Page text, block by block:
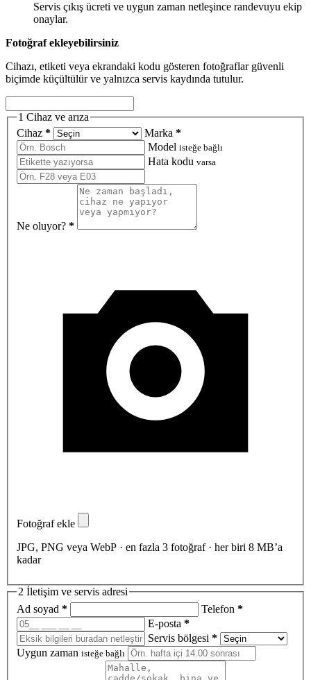
Servis çıkış ücreti ve uygun zaman netleşince randevuyu ekip
onaylar.
Fotoğraf ekleyebilirsiniz
Cihazı, etiketi veya ekrandaki kodu gösteren fotoğraflar güvenli
biçimde küçültülür ve yalnızca servis kaydında tutulur.
1 Cihaz ve arıza
Cihaz * Marka *
Model isteğe bağlı
Hata kodu varsa
Ne oluyor? *
Fotoğraf ekle
JPG, PNG veya WebP · en fazla 3 fotoğraf · her biri 8 MB’a
kadar
2 İletişim ve servis adresi
Ad soyad * Telefon *
E-posta *
Servis bölgesi *
Uygun zaman isteğe bağlı